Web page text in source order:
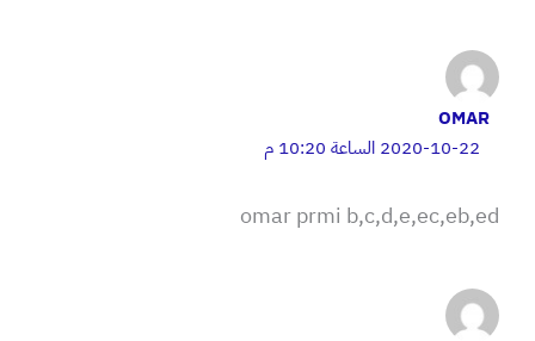
OMAR
2020-10-22 الساعة 10:20 م
omar prmi b,c,d,e,ec,eb,ed